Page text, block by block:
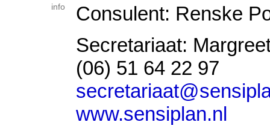
info
Consulent: Renske
Secretariaat:
(06) 51 64 22 97
www.sensiplan.nl